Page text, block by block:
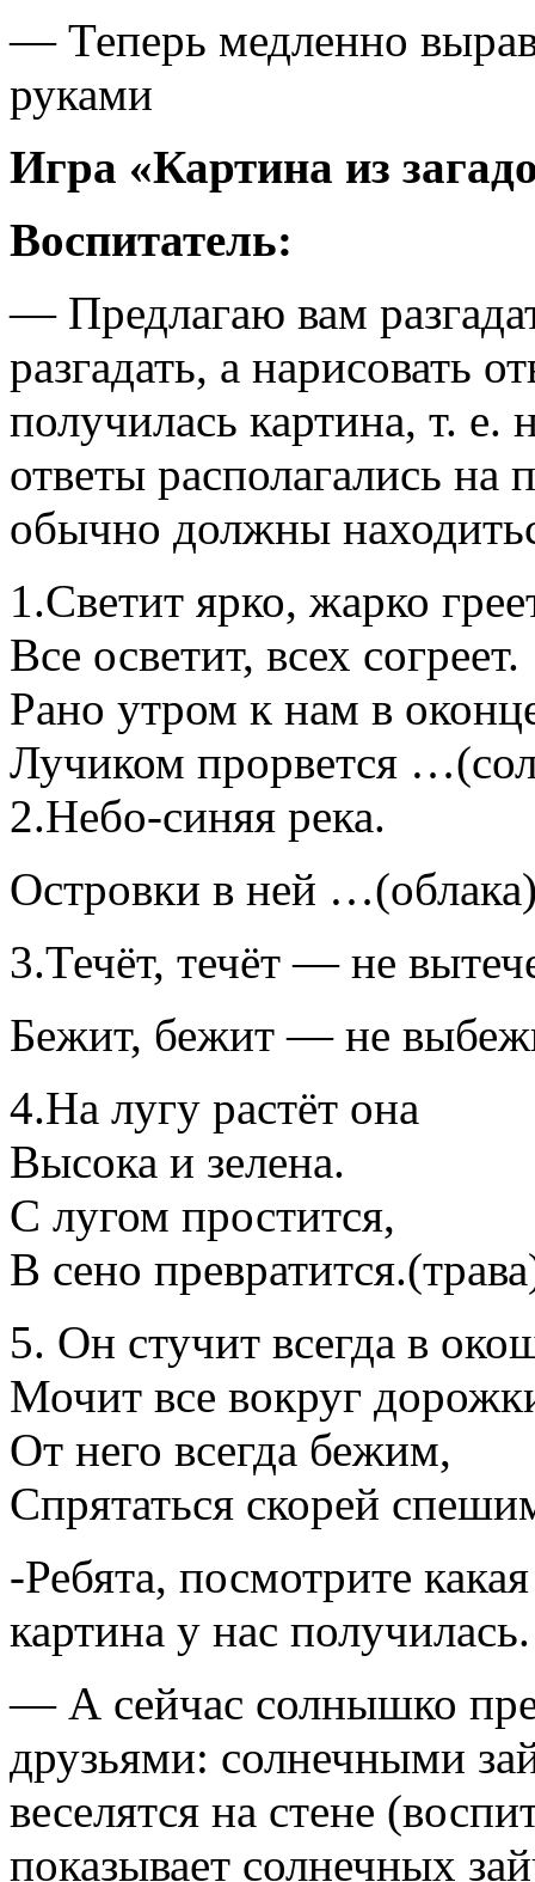
— Теперь медленно
руками
Игра «Картина из
Воспитатель:
— Предлагаю вам
разгадать, а нарисовать
получилась картина, т. е.
ответы располагались на
обычно должны
1.Светит ярко, жарко
Все осветит, всех согреет.
Рано утром к нам в
Лучиком прорвется
2.Небо-синяя река.
Островки в ней
3.Течёт, течёт — не
Бежит, бежит — не
4.На лугу растёт она
Высока и зелена.
С лугом простится,
В сено
5. Он стучит всегда в
Мочит все вокруг
От него всегда бежим,
Спрятаться скорей
-Ребята, посмотрите
картина у нас получилась.
— А сейчас солнышко
друзьями: солнечными
веселятся на стене
показывает солнечных